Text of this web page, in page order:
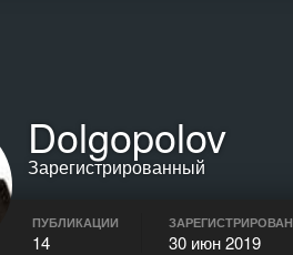
Dolgopolov
Зарегистрированный
ПУБЛИКАЦИИ
14
ЗАРЕГИСТРИРОВАН
30 июн 2019